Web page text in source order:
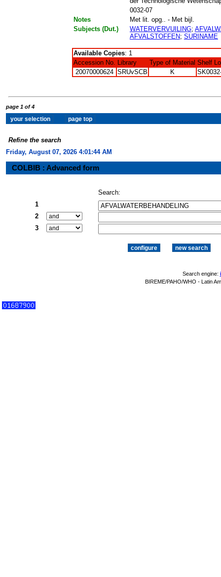
0032-07
Notes
Met lit. opg.. - Met bijl.
Subjects (Dut.)
WATERVERVUILING;
AFVALSTOFFEN; SURINAME
Available Copies: 1
Accession No. Library Type of Material Shelf
20070000624 SRUvSCB K
page 1 of 4
Refine the search
Friday, August 07, 2026 4:01:45 AM
COLBIB : Advanced form
Search:
1
2
3
Search engine:
BIREME/PAHO/WHO - Latin